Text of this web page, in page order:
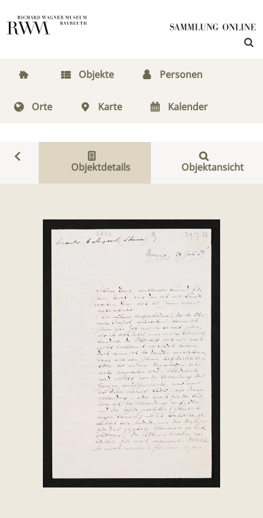
Objekte Personen
Orte Karte Kalender
Objektdetails Objektansicht